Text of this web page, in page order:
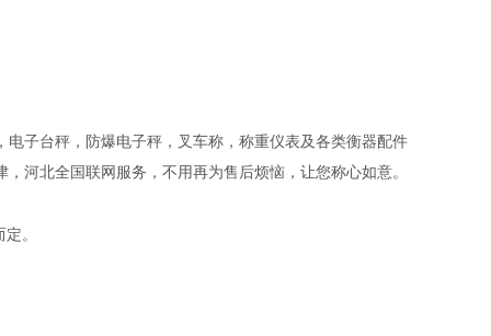
子台秤，防爆电子秤，叉车称，称重仪表及各类衡器配件
河北全国联网服务，不用再为售后烦恼，让您称心如意。
。